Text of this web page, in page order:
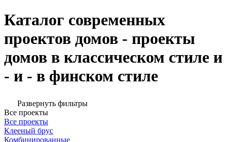
Каталог современных
проектов домов - проекты
домов в классическом стиле и
- и - в финском стиле
Развернуть фильтры
Все проекты
Все проекты
Клееный брус
Комбинированные